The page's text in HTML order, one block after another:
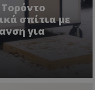
σπίτια με
για